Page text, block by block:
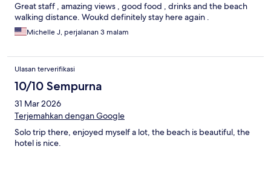
Great staff , amazing views , good food , drinks and the beach
walking distance. Woukd definitely stay here again .
Michelle J, perjalanan 3 malam
Ulasan terverifikasi
10/10 Sempurna
31 Mar 2026
Terjemahkan dengan Google
Solo trip there, enjoyed myself a lot, the beach is beautiful, the
hotel is nice.